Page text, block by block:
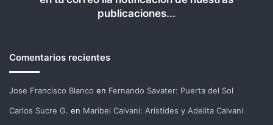
publicaciones...
Comentarios recientes
Jose Francisco Blanco en Fernando Savater: Puerta del Sol
Carlos Sucre G. en Maribel Calvani: Arístides y Adelita Calvani